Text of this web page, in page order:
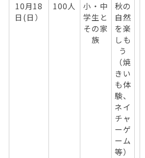
10月18
日(日）
100人
小・中
学生と
その家
族
秋の
自然
を楽
しも
う
（焼
きい
も体
験、
ネイ
チャ
ーゲ
ーム
等）